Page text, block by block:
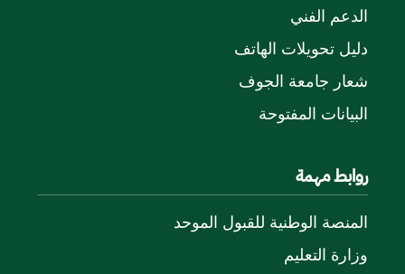
الدعم الفني
دليل تحويلات الهاتف
شعار جامعة الجوف
البيانات المفتوحة
روابط مهمة
المنصة الوطنية للقبول الموحد
وزارة التعليم